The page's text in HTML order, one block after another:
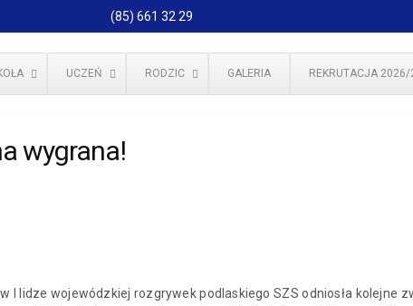
(85) 661 32 29
UCZEŃ RODZIC GALERIA REKRUTACJA
wygrana!
I lidze wojewódzkiej rozgrywek podlaskiego SZS odniosła kolejne